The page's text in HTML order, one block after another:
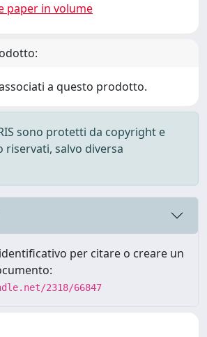
paper in volume
a questo prodotto.
sono protetti da copyright e
salvo diversa
per citare o creare un
2318/66847